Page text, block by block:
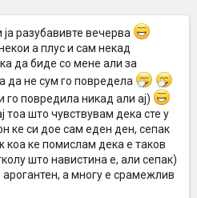
разубавивте вечерва
а плус и сам некад
да биде со мене али за
да не сум го повредела
го повредила никад али ај)
тоа што чувствувам дека сте у
ке си дое сам еден ден, сепак
ке помислам дека е таков
што навистина е, али сепак)
а многу е срамежлив